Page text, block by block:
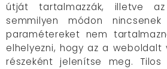
útját tartalmazzák, illetve
semmilyen módon
paramétereket nem
elhelyezni, hogy az a weboldalt
részeként jelenítse meg.